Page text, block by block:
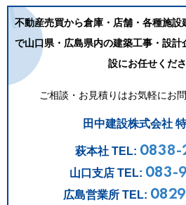
不動産売買から倉庫・店舗・各種施設
で山口県・広島県内の建築工事・設
設にお任せくださ
ご相談・お見積りはお気軽にお
田中建設株式会社
萩本社 TEL: 0838-
山口支店 TEL: 083-
広島営業所 TEL: